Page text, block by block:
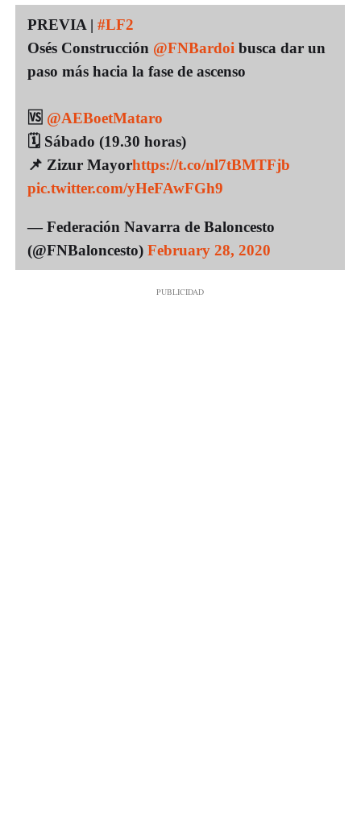
PREVIA | #LF2
Osés Construcción @FNBardoi busca dar un
paso más hacia la fase de ascenso
🆚 @AEBoetMataro
🗓️ Sábado (19.30 horas)
📌 Zizur Mayorhttps://t.co/nl7tBMTFjb
pic.twitter.com/yHeFAwFGh9
— Federación Navarra de Baloncesto
(@FNBaloncesto) February 28, 2020